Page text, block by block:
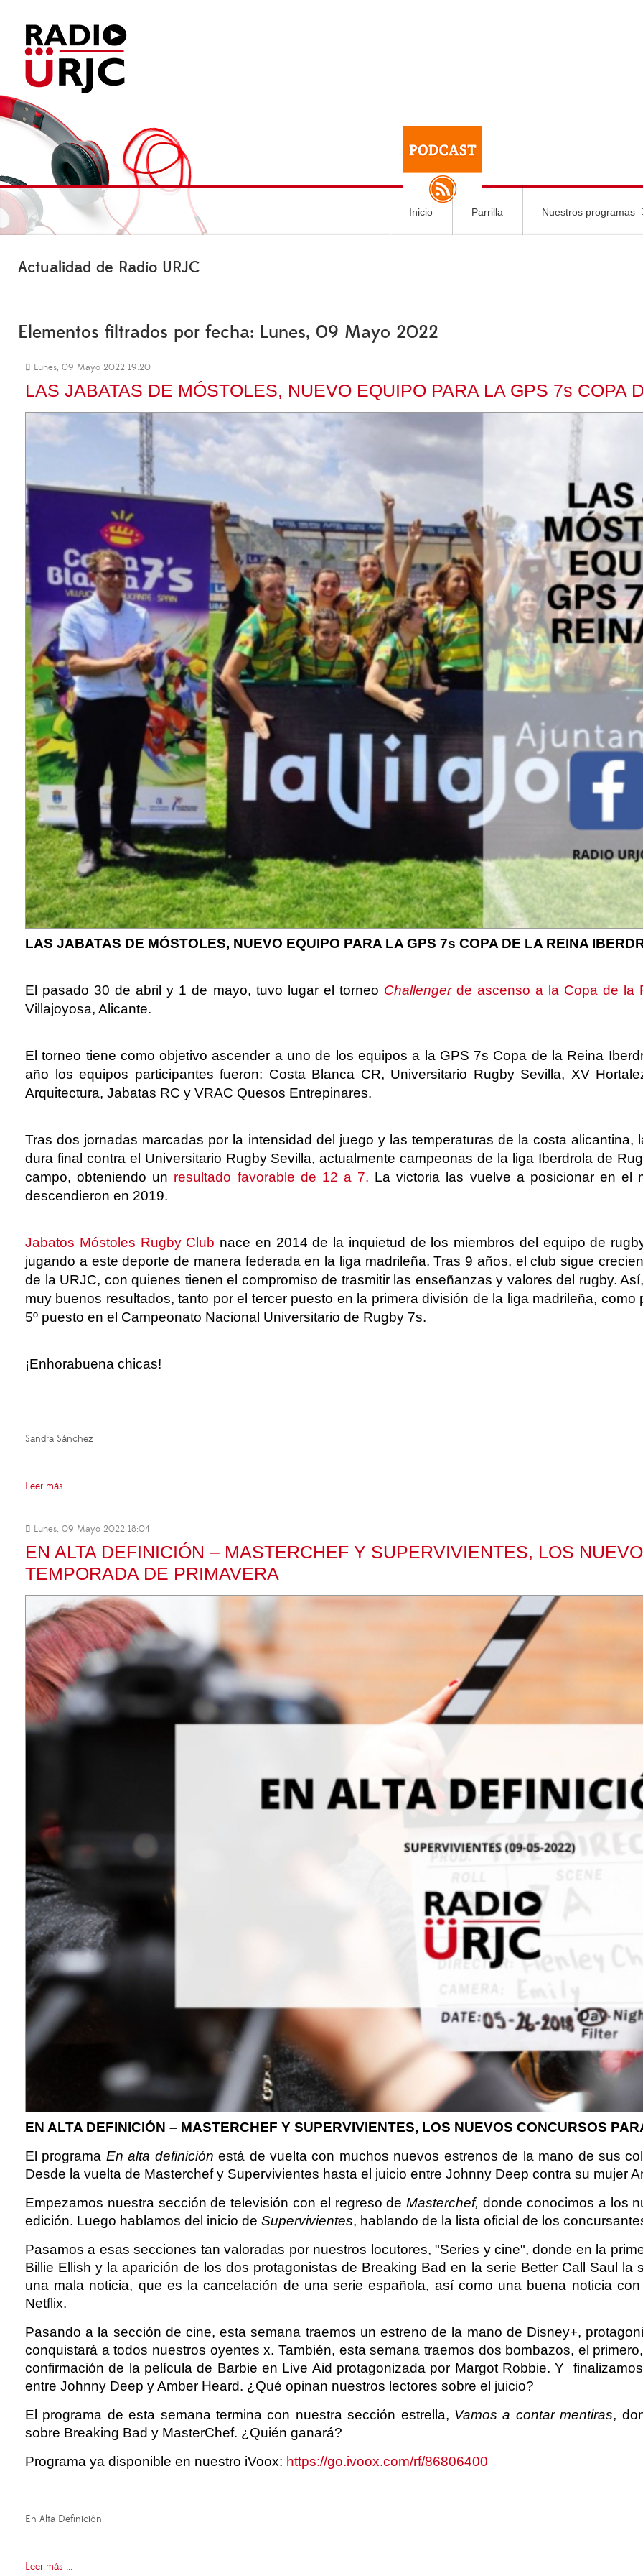
Inicio Parrilla Nuestros programas
Actualidad de Radio URJC
Elementos filtrados por fecha: Lunes, 09 Mayo 2022
Lunes, 09 Mayo 2022 19:20
LAS JABATAS DE MÓSTOLES, NUEVO EQUIPO PARA LA GPS 7s COPA
LAS JABATAS DE MÓSTOLES, NUEVO EQUIPO PARA LA GPS 7s COPA DE LA REINA
El pasado 30 de abril y 1 de mayo, tuvo lugar el torneo Challengerde ascenso a la Copa de la
Villajoyosa, Alicante.
El torneo tiene como objetivo ascender a uno de los equipos a la GPS 7s Copa de la Reina
año los equipos participantes fueron: Costa Blanca CR, Universitario Rugby Sevilla, XV
Arquitectura, Jabatas RC y VRAC Quesos Entrepinares.
Tras dos jornadas marcadas por la intensidad del juego y las temperaturas de la costa
dura final contra el Universitario Rugby Sevilla, actualmente campeonas de la liga Iberdrola de
campo, obteniendo un resultado favorable de 12 a 7. La victoria las vuelve a posicionar en el
descendieron en 2019.
Jabatos Móstoles Rugby Club nace en 2014 de la inquietud de los miembros del equipo de
jugando a este deporte de manera federada en la liga madrileña. Tras 9 años, el club sigue
de la URJC, con quienes tienen el compromiso de trasmitir las enseñanzas y valores del rugby.
muy buenos resultados, tanto por el tercer puesto en la primera división de la liga madrileña,
5º puesto en el Campeonato Nacional Universitario de Rugby 7s.
¡Enhorabuena chicas!
Sandra Sánchez
Leer más ...
Lunes, 09 Mayo 2022 18:04
EN ALTA DEFINICIÓN – MASTERCHEF Y SUPERVIVIENTES, LOS
TEMPORADA DE PRIMAVERA
EN ALTA DEFINICIÓN – MASTERCHEF Y SUPERVIVIENTES, LOS NUEVOS CONCURSOS
El programa En alta definición está de vuelta con muchos nuevos estrenos de la mano de sus
Desde la vuelta de Masterchef y Supervivientes hasta el juicio entre Johnny Deep contra su mujer
Empezamos nuestra sección de televisión con el regreso deMasterchef, donde conocimos a los
edición. Luego hablamos del inicio de Supervivientes, hablando de la lista oficial de los
Pasamos a esas secciones tan valoradas por nuestros locutores, "Series y cine", donde en la
Billie Ellish y la aparición de los dos protagonistas de Breaking Bad en la serie Better Call Saul la
una mala noticia, que es la cancelación de una serie española, así como una buena noticia
Netflix.
Pasando a la sección de cine, esta semana traemos un estreno de la mano de Disney+,
conquistará a todos nuestros oyentes x. También, esta semana traemos dos bombazos, el
confirmación de la película de Barbie en Live Aid protagonizada por Margot Robbie. Y
entre Johnny Deep y Amber Heard. ¿Qué opinan nuestros lectores sobre el juicio?
El programa de esta semana termina con nuestra sección estrella, Vamos a contar mentiras,
sobre Breaking Bad y MasterChef. ¿Quién ganará?
Programa ya disponible en nuestro iVoox: https://go.ivoox.com/rf/86806400
En Alta Definición
Leer más ...